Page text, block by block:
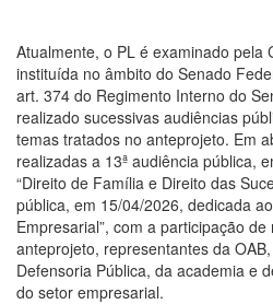
Atualmente, o PL é examinado pela
instituída no âmbito do Senado
art. 374 do Regimento Interno do
realizado sucessivas audiências
temas tratados no anteprojeto. Em
realizadas a 13ª audiência pública,
“Direito de Família e Direito das
pública, em 15/04/2026, dedicada
Empresarial”, com a participação
anteprojeto, representantes da
Defensoria Pública, da academia e
do setor empresarial.